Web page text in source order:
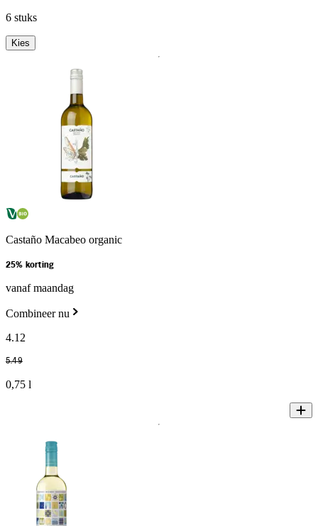
6 stuks
Kies
Castaño Macabeo organic
25% korting
vanaf maandag
Combineer nu
4.12
5.49
0,75 l